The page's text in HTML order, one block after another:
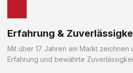
Erfahrung &
Mit über 17 Jahren am Markt zeichnen
Erfahrung und bewährte